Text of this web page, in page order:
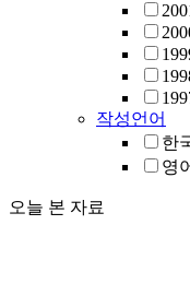
작성언어
한
영
오늘 본 자료